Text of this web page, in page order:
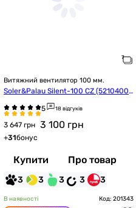
Витяжний вентилятор 100 мм.
Soler&Palau Silent-100 CZ (52104007
18 відгуків
3 647 грн 3 100 грн
+31бонус
Купити Про товар
3 3 3 3 3
В наявності Код: 201343